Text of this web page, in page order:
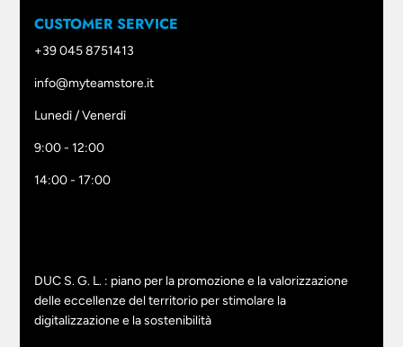
CUSTOMER SERVICE
+39 045 8751413
info@myteamstore.it
Lunedì / Venerdì
9:00 - 12:00
14:00 - 17:00
DUC S. G. L. : piano per la promozione e la valorizzazione
delle eccellenze del territorio per stimolare la
digitalizzazione e la sostenibilità